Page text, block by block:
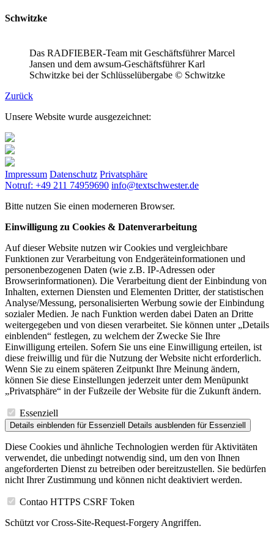
Schwitzke
Das RADFIEBER-Team mit Geschäftsführer Marcel
Jansen und dem awsum-Geschäftsführer Karl
Schwitzke bei der Schlüsselübergabe © Schwitzke
Zurück
Unsere Website wurde ausgezeichnet:
Impressum Datenschutz Privatsphäre
Notruf: +49 211 74959690 info@textschwester.de
Bitte nutzen Sie einen moderneren Browser.
Einwilligung zu Cookies & Datenverarbeitung
Auf dieser Website nutzen wir Cookies und vergleichbare
Funktionen zur Verarbeitung von Endgeräteinformationen und
personenbezogenen Daten (wie z.B. IP-Adressen oder
Browserinformationen). Die Verarbeitung dient der Einbindung von
Inhalten, externen Diensten und Elementen Dritter, der statistischen
Analyse/Messung, personalisierten Werbung sowie der Einbindung
sozialer Medien. Je nach Funktion werden dabei Daten an Dritte
weitergegeben und von diesen verarbeitet. Sie können unter „Details
einblenden“ festlegen, zu welchem der Zwecke Sie Ihre
Einwilligung erteilen. Sofern Sie uns eine Einwilligung erteilen, ist
diese freiwillig und für die Nutzung der Website nicht erforderlich.
Wenn Sie zu einem späteren Zeitpunkt Ihre Meinung ändern,
können Sie diese Einstellungen jederzeit unter dem Menüpunkt
„Privatsphäre“ in der Fußzeile der Website für die Zukunft ändern.
Essenziell
Details einblenden für Essenziell Details ausblenden für Essenziell
Diese Cookies und ähnliche Technologien werden für Aktivitäten
verwendet, die unbedingt notwendig sind, um den von Ihnen
angeforderten Dienst zu betreiben oder bereitzustellen. Sie bedürfen
nicht Ihrer Zustimmung und können nicht deaktiviert werden.
Contao HTTPS CSRF Token
Schützt vor Cross-Site-Request-Forgery Angriffen.